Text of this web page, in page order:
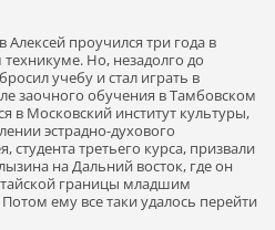
проучился три года в
Но, незадолго до
учебу и стал играть в
заочного обучения в Тамбовском
в Московский институт культуры,
эстрадно-духового
студента третьего курса, призвали
на Дальний восток, где он
границы младшим
ему все таки удалось перейти